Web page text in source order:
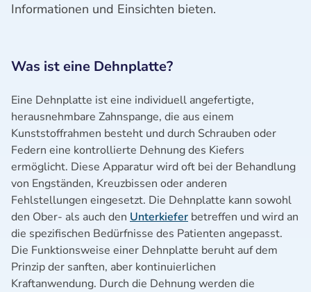
Informationen und Einsichten bieten.
Was ist eine Dehnplatte?
Eine Dehnplatte ist eine individuell angefertigte,
herausnehmbare Zahnspange, die aus einem
Kunststoffrahmen besteht und durch Schrauben oder
Federn eine kontrollierte Dehnung des Kiefers
ermöglicht. Diese Apparatur wird oft bei der Behandlung
von Engständen, Kreuzbissen oder anderen
Fehlstellungen eingesetzt. Die Dehnplatte kann sowohl
den Ober- als auch den Unterkiefer betreffen und wird an
die spezifischen Bedürfnisse des Patienten angepasst.
Die Funktionsweise einer Dehnplatte beruht auf dem
Prinzip der sanften, aber kontinuierlichen
Kraftanwendung. Durch die Dehnung werden die